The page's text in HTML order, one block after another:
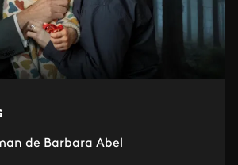
de Barbara Abel